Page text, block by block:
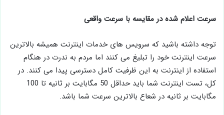
سرعت اعلام شده در مقایسه با سرعت واقعی
توجه داشته باشید که سرویس های خدمات اینترنت همیشه بالاترین
سرعت اینترنت خود را تبلیغ می کنند اما مردم به ندرت در هنگام
استفاده از اینترنت به این ظرفیت کامل دسترسی پیدا می کنند. در
کل، تست اینترنت شما باید حداقل 50 مگابایت بر ثانیه تا 100
مگابایت بر ثانیه در شعاع بالاترین سرعت شما باشد.